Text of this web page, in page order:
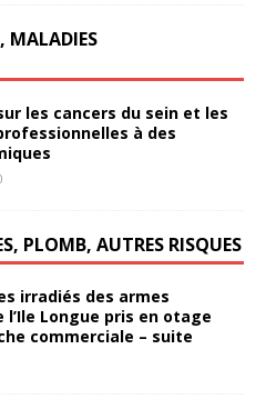
MALADIES
les cancers du sein et les
à des
PLOMB, AUTRES RISQUES
irradiés des armes
l’Ile Longue pris en otage
commerciale – suite